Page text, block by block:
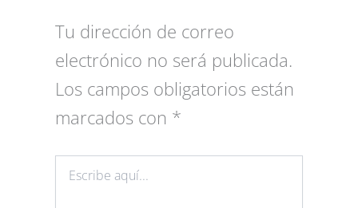
Tu dirección de correo
electrónico no será publicada.
Los campos obligatorios están
marcados con *
aquí...